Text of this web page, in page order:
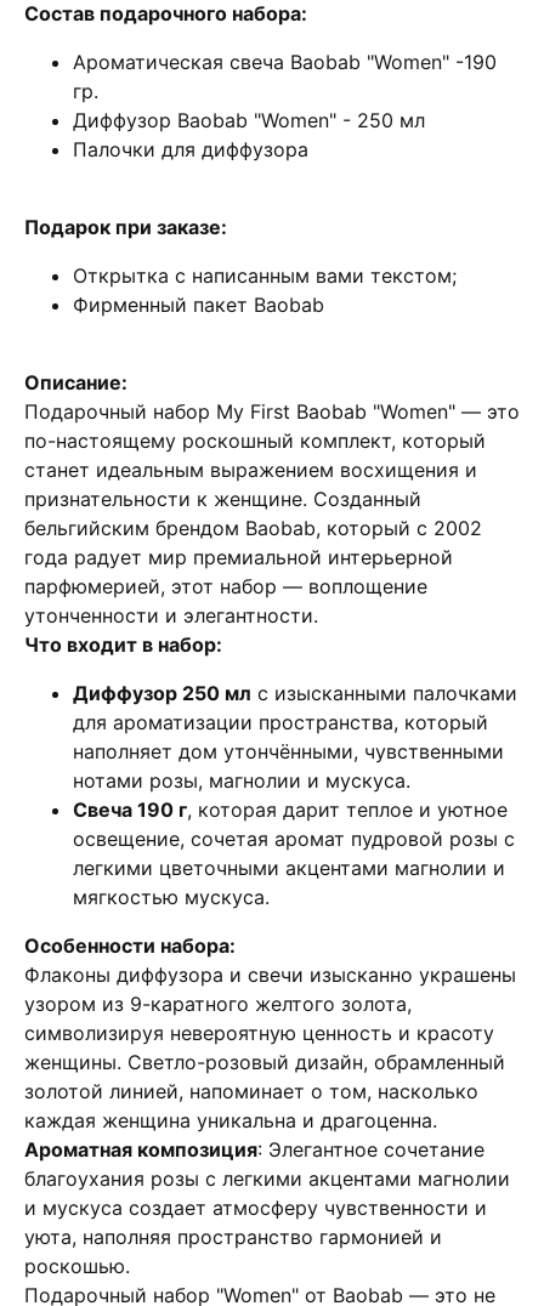
Состав подарочного набора:
Ароматическая свеча Baobab "Women" -190
гр.
Диффузор Baobab "Women" - 250 мл
Палочки для диффузора
Подарок при заказе:
Открытка с написанным вами текстом;
Фирменный пакет Baobab
Описание:
Подарочный набор My First Baobab "Women" — это
по-настоящему роскошный комплект, который
станет идеальным выражением восхищения и
признательности к женщине. Созданный
бельгийским брендом Baobab, который с 2002
года радует мир премиальной интерьерной
парфюмерией, этот набор — воплощение
утонченности и элегантности.
Что входит в набор:
Диффузор 250 мл с изысканными палочками
для ароматизации пространства, который
наполняет дом утончёнными, чувственными
нотами розы, магнолии и мускуса.
Свеча 190 г, которая дарит теплое и уютное
освещение, сочетая аромат пудровой розы с
легкими цветочными акцентами магнолии и
мягкостью мускуса.
Особенности набора:
Флаконы диффузора и свечи изысканно украшены
узором из 9-каратного желтого золота,
символизируя невероятную ценность и красоту
женщины. Светло-розовый дизайн, обрамленный
золотой линией, напоминает о том, насколько
каждая женщина уникальна и драгоценна.
Ароматная композиция: Элегантное сочетание
благоухания розы с легкими акцентами магнолии
и мускуса создает атмосферу чувственности и
уюта, наполняя пространство гармонией и
роскошью.
Подарочный набор "Women" от Baobab — это не